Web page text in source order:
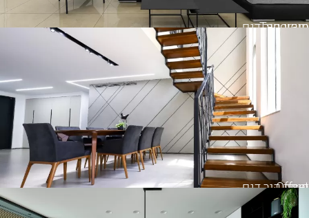
חיפוי קיר דגם
Tangram
חיפוי קיר דגם
Offset